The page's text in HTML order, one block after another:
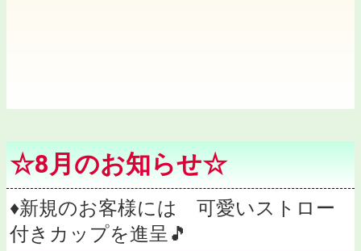
☆8月のお知らせ☆
♦︎新規のお客様には 可愛いストロー
付きカップを進呈🎵